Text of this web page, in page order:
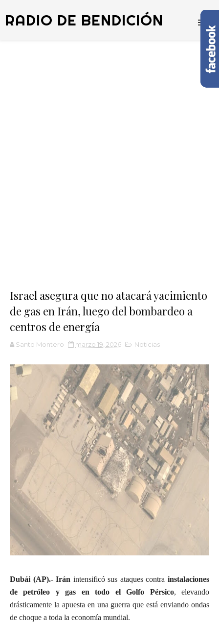
RADIO DE BENDICIÓN
Israel asegura que no atacará yacimiento
de gas en Irán, luego del bombardeo a
centros de energía
Santo Montero marzo 19, 2026 Noticias
Dubái (AP).- Irán intensificó sus ataques contra instalaciones
de petróleo y gas en todo el Golfo Pérsico, elevando
drásticamente la apuesta en una guerra que está enviando ondas
de choque a toda la economía mundial.